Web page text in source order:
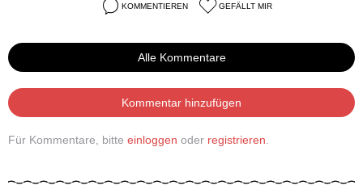
KOMMENTIEREN GEFÄLLT MIR
Alle Kommentare
Kommentar hinzufügen
Für Kommentare, bitte einloggen oder registrieren